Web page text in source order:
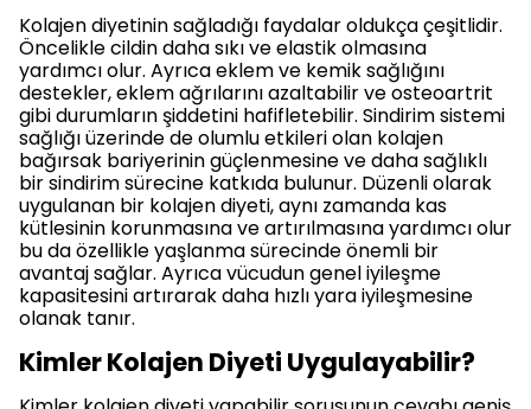
Kolajen diyetinin sağladığı faydalar oldukça çeşitlidir.
Öncelikle cildin daha sıkı ve elastik olmasına
yardımcı olur. Ayrıca eklem ve kemik sağlığını
destekler, eklem ağrılarını azaltabilir ve osteoartrit
gibi durumların şiddetini hafifletebilir. Sindirim sistemi
sağlığı üzerinde de olumlu etkileri olan kolajen
bağırsak bariyerinin güçlenmesine ve daha sağlıklı
bir sindirim sürecine katkıda bulunur. Düzenli olarak
uygulanan bir kolajen diyeti, aynı zamanda kas
kütlesinin korunmasına ve artırılmasına yardımcı olur
bu da özellikle yaşlanma sürecinde önemli bir
avantaj sağlar. Ayrıca vücudun genel iyileşme
kapasitesini artırarak daha hızlı yara iyileşmesine
olanak tanır.
Kimler Kolajen Diyeti Uygulayabilir?